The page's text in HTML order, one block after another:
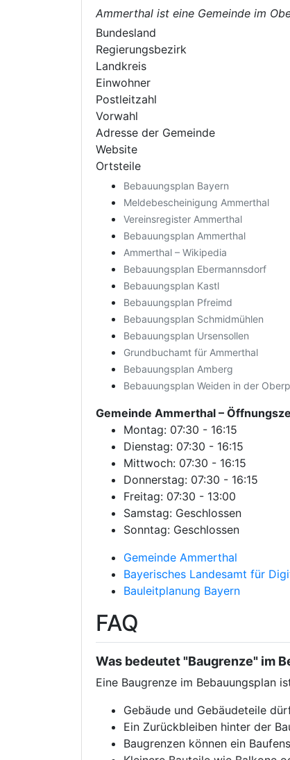
Ammerthal ist eine Gemeinde im
Bundesland
Regierungsbezirk
Landkreis
Einwohner
Postleitzahl
Vorwahl
Adresse der Gemeinde
Website
Ortsteile
Bebauungsplan Bayern
Meldebescheinigung Ammerthal
Vereinsregister Ammerthal
Bebauungsplan Ammerthal
Ammerthal – Wikipedia
Bebauungsplan Ebermannsdorf
Bebauungsplan Kastl
Bebauungsplan Pfreimd
Bebauungsplan Schmidmühlen
Bebauungsplan Ursensollen
Grundbuchamt für Ammerthal
Bebauungsplan Amberg
Bebauungsplan Weiden in der
Gemeinde Ammerthal –
Montag: 07:30 - 16:15
Dienstag: 07:30 - 16:15
Mittwoch: 07:30 - 16:15
Donnerstag: 07:30 - 16:15
Freitag: 07:30 - 13:00
Samstag: Geschlossen
Sonntag: Geschlossen
Gemeinde Ammerthal
Bayerisches Landesamt für
Bauleitplanung Bayern
FAQ
Was bedeutet "Baugrenze" im
Eine Baugrenze im Bebauungsplan
Gebäude und Gebäudeteile
Ein Zurückbleiben hinter der
Baugrenzen können ein